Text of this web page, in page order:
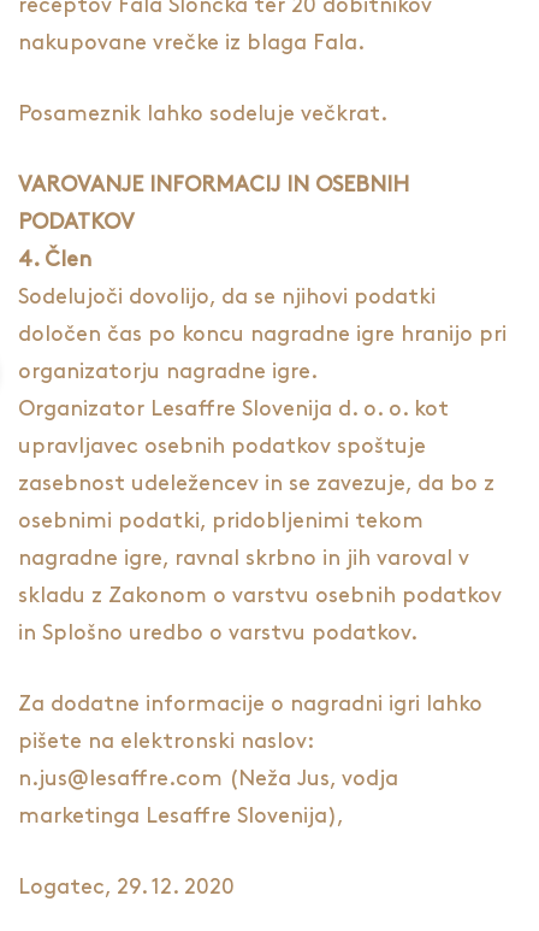
receptov Fala Slončka ter 20 dobitnikov
nakupovane vrečke iz blaga Fala.
Posameznik lahko sodeluje večkrat.
VAROVANJE INFORMACIJ IN OSEBNIH
PODATKOV
4. Člen
Sodelujoči dovolijo, da se njihovi podatki
določen čas po koncu nagradne igre hranijo pri
organizatorju nagradne igre.
Organizator Lesaffre Slovenija d. o. o. kot
upravljavec osebnih podatkov spoštuje
zasebnost udeležencev in se zavezuje, da bo z
osebnimi podatki, pridobljenimi tekom
nagradne igre, ravnal skrbno in jih varoval v
skladu z Zakonom o varstvu osebnih podatkov
in Splošno uredbo o varstvu podatkov.
Za dodatne informacije o nagradni igri lahko
pišete na elektronski naslov:
n.jus@lesaffre.com (Neža Jus, vodja
marketinga Lesaffre Slovenija),
Logatec, 29. 12. 2020